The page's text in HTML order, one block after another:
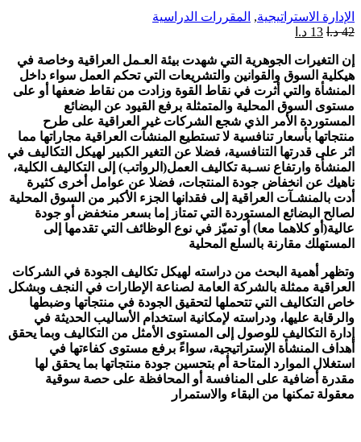
الإدارة الاستراتيجية, المقررات الدراسية
42 د.ا 13 د.ا
إن التغيرات الجوهرية التي شهدت بيئة العـمل العراقية وخاصة في
هيكلية السوق والقوانين والتشريعات التي تحكم العمل سواء داخل
المنشأة والتي أثرت في نقاط القوة وزادت من نقاط ضعفها أو على
مستوى السوق المحلية والمتمثلة برفع القيود عن البضائع
المستوردة الأمر الذي شجع الشركات غير العراقية على طرح
منتجاتها بأسعار تنافسية لا تستطيع المنشآت العراقية مجاراتها مما
اثر على قدرتها التنافسية، فضلا عن التغير الكبير لهيكل التكاليف في
المنشأة وارتفاع نسـبة تكاليف العمل(الرواتب) إلى التكاليف الكلية،
ناهيك عن انخفاض جودة المنتجات، فضلا عن عوامل أخرى كثيرة
أدت بالمنشـآت العراقية إلى فقدانها الجزء الأكبر من السوق المحلية
لصالح البضائع المستوردة التي تمتاز إما بسعر منخفض أو جودة
عالية(أو كلاهما معا) أو تميّز في نوع الوظائف التي تقدمها إلى
المستهلك مقارنة بالسلع المحلية
وتظهر أهمية البحث من دراسته لهيكل تكاليف الجودة في الشركات
العراقية ممثلة بالشركة العامة لصناعة الإطارات في النجف وبشكل
خاص التكاليف التي تتحملها لتحقيق الجودة في منتجاتها وضبطها
والرقابة عليها، ودراسته لإمكانية استخدام الأساليب الحديثة في
إدارة التكاليف للوصول إلى المستوى الأمثل من التكاليف وبما يحقق
أهداف المنشأة الإستراتيجية، سواءً برفع مستوى كفاءتها في
استغلال الموارد المتاحة أم بتحسين جودة منتجاتها بما يحقق لها
مقدرة أضافية على المنافسة أو المحافظة على حصة سوقية
معقولة تمكنها من البقاء والاستمرار